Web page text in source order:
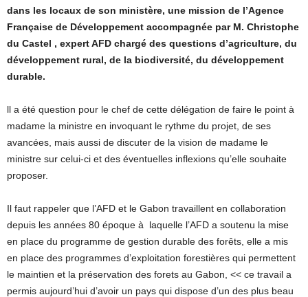
dans les locaux de son ministère, une mission de l’Agence
Française de Développement accompagnée par M. Christophe
du Castel , expert AFD chargé des questions d’agriculture, du
développement rural, de la biodiversité, du développement
durable.
ll a été question pour le chef de cette délégation de faire le point à
madame la ministre en invoquant le rythme du projet, de ses
avancées, mais aussi de discuter de la vision de madame le
ministre sur celui-ci et des éventuelles inflexions qu’elle souhaite
proposer.
Il faut rappeler que l’AFD et le Gabon travaillent en collaboration
depuis les années 80 époque à laquelle l’AFD a soutenu la mise
en place du programme de gestion durable des forêts, elle a mis
en place des programmes d’exploitation forestières qui permettent
le maintien et la préservation des forets au Gabon, << ce travail a
permis aujourd’hui d’avoir un pays qui dispose d’un des plus beau